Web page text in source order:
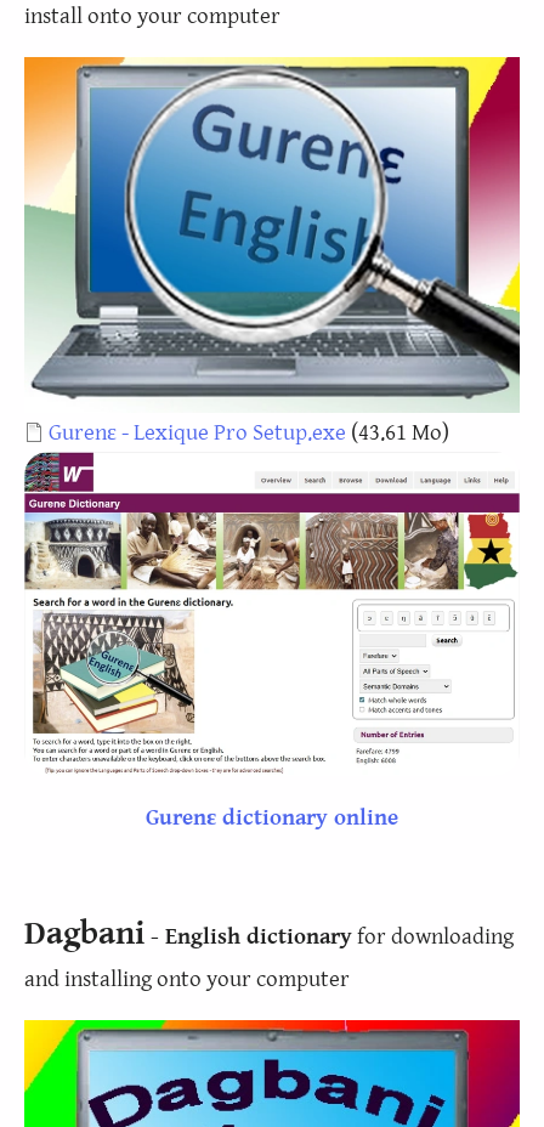
install onto your computer
Document
Gurenɛ - Lexique Pro Setup.exe (43.61 Mo)
Gurenɛ dictionary online
Dagbani - English dictionaryfor downloading
and installing onto your computer